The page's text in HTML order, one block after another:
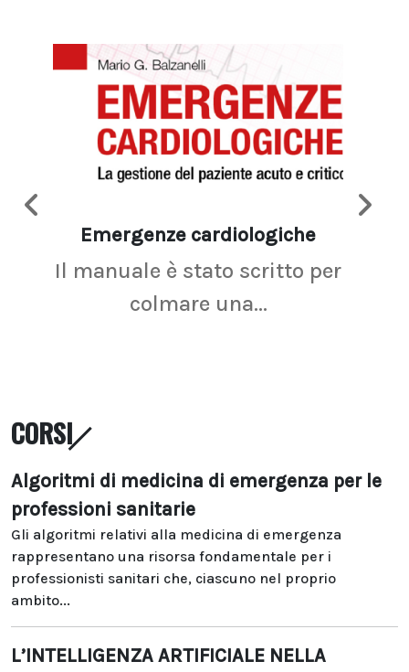
Emergenze cardiologiche
Il manuale è stato scritto per
colmare una...
CORSI
Algoritmi di medicina di emergenza per le
professioni sanitarie
Gli algoritmi relativi alla medicina di emergenza
rappresentano una risorsa fondamentale per i
professionisti sanitari che, ciascuno nel proprio
ambito...
L’INTELLIGENZA ARTIFICIALE NELLA